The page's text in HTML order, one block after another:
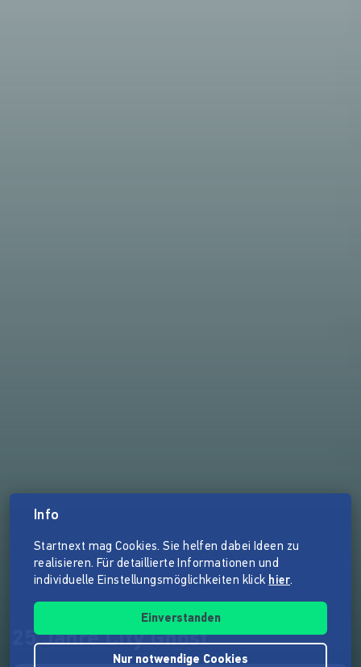
25 Jahre City Ghost
Info
Startnext mag Cookies. Sie helfen dabei Ideen zu
realisieren. Für detaillierte Informationen und
individuelle Einstellungsmöglichkeiten klick hier.
Einverstanden
Nur notwendige Cookies